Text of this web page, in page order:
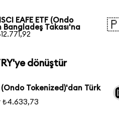
EAFE ETF (Ondo
Bangladeş Takası'na
dönüştür
Tokenized)'dan Türk
₺4.633,73